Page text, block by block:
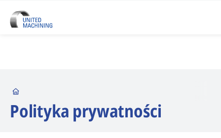
Startseite
Polityka prywatności